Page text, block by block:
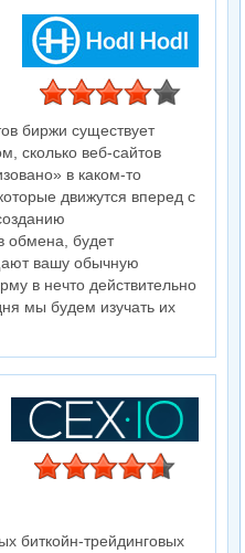
биржи существует
сколько веб-сайтов
в каком-то
движутся вперед с
обмена, будет
вашу обычную
в нечто действительно
мы будем изучать их
биткойн-трейдинговых